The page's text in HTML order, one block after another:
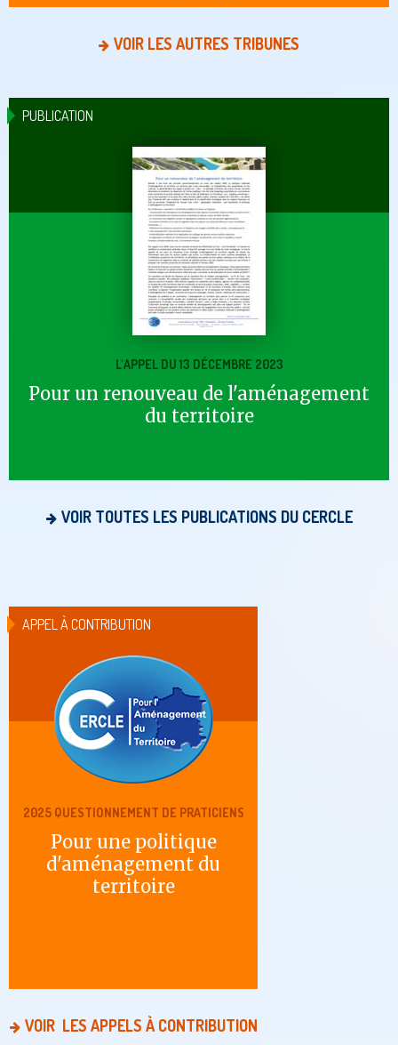
VOIR LES AUTRES TRIBUNES
PUBLICATION
L'APPEL DU 13 DÉCEMBRE 2023
Pour un renouveau de l'aménagement
du territoire
VOIR TOUTES LES PUBLICATIONS DU CERCLE
APPEL À CONTRIBUTION
2025 QUESTIONNEMENT DE PRATICIENS
Pour une politique
d'aménagement du
territoire
VOIR LES APPELS À CONTRIBUTION